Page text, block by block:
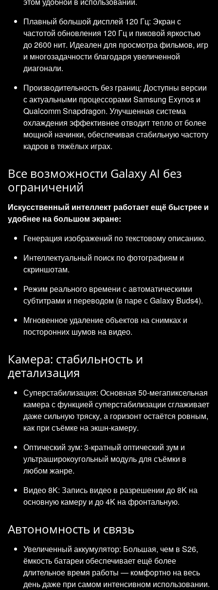
Плавный большой дисплей 120 Гц: Экран с
частотой обновления 120 Гц и пиковой яркостью
до 2600 нит. Идеален для просмотра фильмов, игр
и многозадачности благодаря увеличенной
диагонали.
Производительность без границ: Доступны версии
с актуальными процессорами Samsung Exynos и
Qualcomm Snapdragon. Улучшенная система
охлаждения эффективнее отводит тепло от более
мощной начинки, обеспечивая стабильную частоту
кадров в тяжёлых играх.
Все возможности Galaxy AI без
ограничений
Искусственный интеллект работает ещё быстрее и
удобнее на большом экране:
Генерация изображений по текстовому описанию.
Интеллектуальный поиск по фотографиям и
скриншотам.
Режим реального времени с автоматическими
субтитрами и переводом (в паре с Galaxy Buds4).
Мгновенное удаление объектов на снимках и
посторонних шумов на видео.
Камера: стабильность и
детализация
Суперстабилизация: Основная 50-мегапиксельная
камера с функцией суперстабилизации сглаживает
даже сильную тряску, а горизонт остаётся ровным,
как при съёмке на экшн-камеру.
Оптический зум: 3-кратный оптический зум и
ультраширокоугольный модуль для съёмки в
любом жанре.
Видео 8K: Запись видео в разрешении до 8K на
основную камеру и до 4K на фронтальную.
Автономность и связь
Увеличенный аккумулятор: Большая, чем в S26,
ёмкость батареи обеспечивает ещё более
длительное время работы — комфортно на весь
день даже при самом интенсивном использовании.